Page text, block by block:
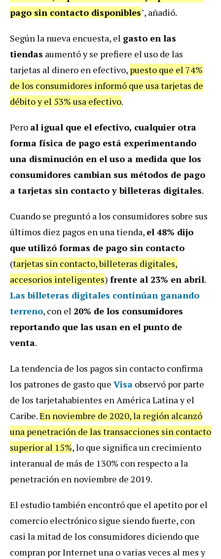
pago sin contacto disponibles", añadió.
Según la nueva encuesta, el gasto en las
tiendas aumentó y se prefiere el uso de las
tarjetas al dinero en efectivo, puesto que el 74%
de los consumidores informó que usa tarjetas de
débito y el 53% usa efectivo.
Pero al igual que el efectivo, cualquier otra
forma física de pago está experimentando
una disminución en el uso a medida que los
consumidores cambian sus métodos de pago
a tarjetas sin contacto y billeteras digitales.
Cuando se preguntó a los consumidores sobre sus
últimos diez pagos en una tienda, el 48% dijo
que utilizó formas de pago sin contacto
(tarjetas sin contacto, billeteras digitales,
accesorios inteligentes) frente al 23% en abril.
Las billeteras digitales continúan ganando
terreno, con el 20% de los consumidores
reportando que las usan en el punto de
venta.
La tendencia de los pagos sin contacto confirma
los patrones de gasto que Visa observó por parte
de los tarjetahabientes en América Latina y el
Caribe.En noviembre de 2020, la región alcanzó
una penetración de las transacciones sin contacto
superior al 15%, lo que significa un crecimiento
interanual de más de 130% con respecto a la
penetración en noviembre de 2019.
El estudio también encontró que el apetito por el
comercio electrónico sigue siendo fuerte, con
casi la mitad de los consumidores diciendo que
compran por Internet una o varias veces al mes y